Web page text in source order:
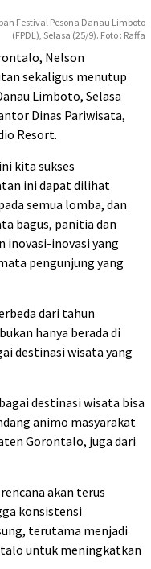
Festival Pesona Danau Limboto
(FPDL), Selasa (25/9). Foto : Raffa
Nelson
sekaligus menutup
Limboto, Selasa
Dinas Pariwisata,
Resort.
kita sukses
ini dapat dilihat
semua lomba, dan
bagus, panitia dan
inovasi-inovasi yang
pengunjung yang
dari tahun
hanya berada di
destinasi wisata yang
destinasi wisata bisa
animo masyarakat
Gorontalo, juga dari
akan terus
konsistensi
terutama menjadi
untuk meningkatkan